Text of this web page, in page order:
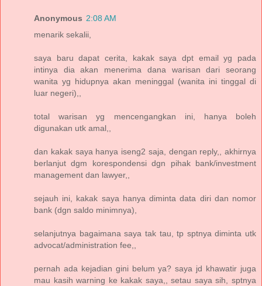
Anonymous 2:08 AM
menarik sekalii,
saya baru dapat cerita, kakak saya dpt email yg pada
intinya dia akan menerima dana warisan dari seorang
wanita yg hidupnya akan meninggal (wanita ini tinggal di
luar negeri),,
total warisan yg mencengangkan ini, hanya boleh
digunakan utk amal,,
dan kakak saya hanya iseng2 saja, dengan reply,, akhirnya
berlanjut dgm korespondensi dgn pihak bank/investment
management dan lawyer,,
sejauh ini, kakak saya hanya diminta data diri dan nomor
bank (dgn saldo minimnya),
selanjutnya bagaimana saya tak tau, tp sptnya diminta utk
advocat/administration fee,,
pernah ada kejadian gini belum ya? saya jd khawatir juga
mau kasih warning ke kakak saya,, setau saya sih, sptnya